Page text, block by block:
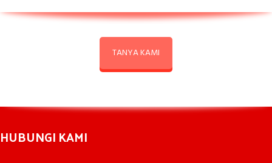
TANYA KAMI
HUBUNGI KAMI